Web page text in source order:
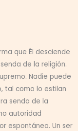
que Él desciende
de la religión.
Nadie puede
tal como lo estilan
senda de la
autoridad
espontáneo. Un ser